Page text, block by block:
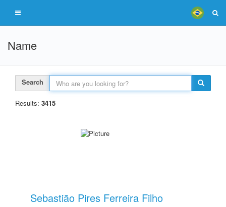
Name
Search
Results: 3415
Sebastião Pires Ferreira Filho